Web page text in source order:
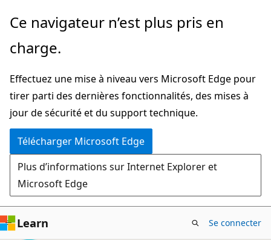
Passer
directement
au
principal
Ce navigateur n’est plus pris en
charge.
Effectuez une mise à niveau vers Microsoft Edge pour
tirer parti des dernières fonctionnalités, des mises à
jour de sécurité et du support technique.
Télécharger Microsoft Edge
Plus d’informations sur Internet Explorer et
Microsoft Edge
Learn Se connecter